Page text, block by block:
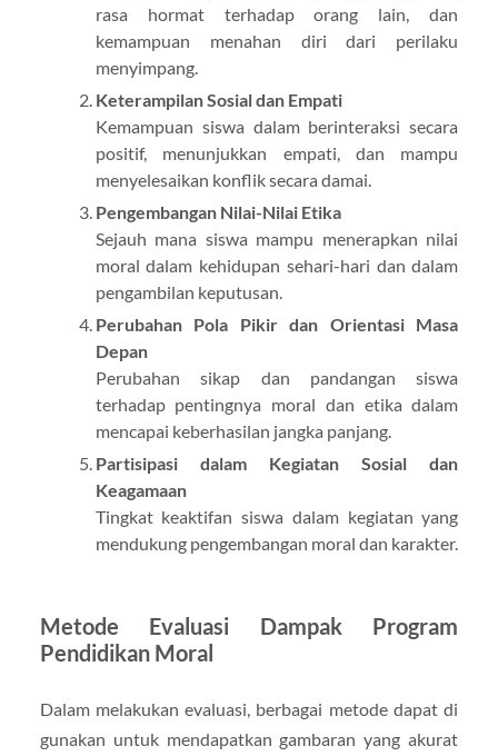
rasa hormat terhadap orang lain, dan
kemampuan menahan diri dari perilaku
menyimpang.
Keterampilan Sosial dan Empati
Kemampuan siswa dalam berinteraksi secara
positif, menunjukkan empati, dan mampu
menyelesaikan konflik secara damai.
Pengembangan Nilai-Nilai Etika
Sejauh mana siswa mampu menerapkan nilai
moral dalam kehidupan sehari-hari dan dalam
pengambilan keputusan.
Perubahan Pola Pikir dan Orientasi Masa
Depan
Perubahan sikap dan pandangan siswa
terhadap pentingnya moral dan etika dalam
mencapai keberhasilan jangka panjang.
Partisipasi dalam Kegiatan Sosial dan
Keagamaan
Tingkat keaktifan siswa dalam kegiatan yang
mendukung pengembangan moral dan karakter.
Metode Evaluasi Dampak Program
Pendidikan Moral
Dalam melakukan evaluasi, berbagai metode dapat di
gunakan untuk mendapatkan gambaran yang akurat